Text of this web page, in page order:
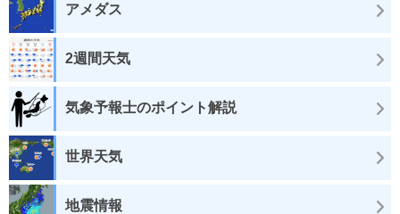
アメダス
2週間天気
気象予報士のポイント解説
世界天気
地震情報